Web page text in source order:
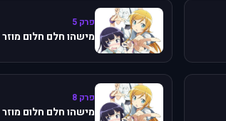
פרק 5
מישהו חלם חלום מוזר
פרק 8
מישהו חלם חלום מוזר